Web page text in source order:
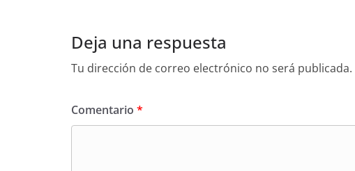
Deja una respuesta
Tu dirección de correo electrónico no será publicada.
Comentario *